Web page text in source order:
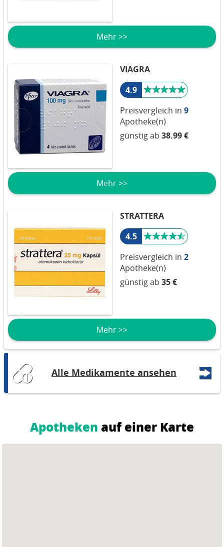
Mehr >>
VIAGRA
4.9
Preisvergleich in 9
Apotheke(n)
günstig ab 38.99 €
Mehr >>
STRATTERA
4.5
Preisvergleich in 2
Apotheke(n)
günstig ab 35 €
Mehr >>
Alle Medikamente ansehen
Apotheken auf einer Karte